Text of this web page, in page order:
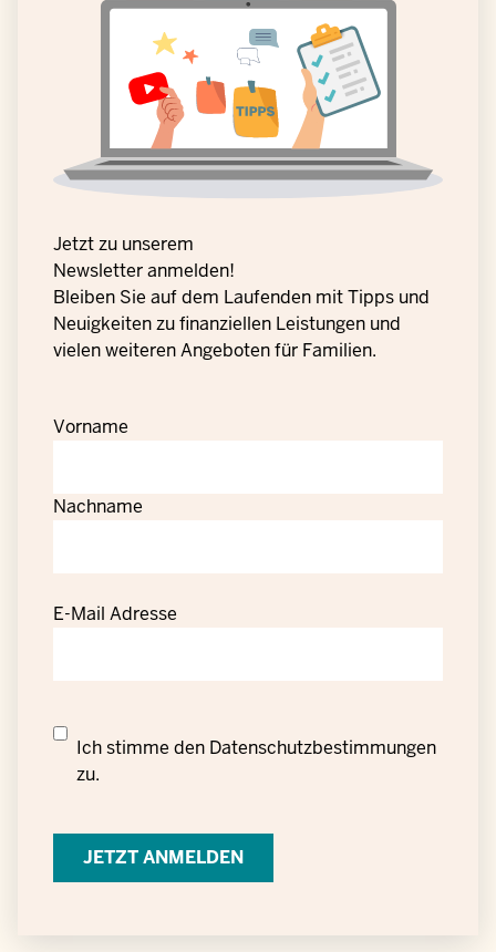
Jetzt zu unserem
Newsletter anmelden!
Bleiben Sie auf dem Laufenden mit Tipps und
Neuigkeiten zu finanziellen Leistungen und
vielen weiteren Angeboten für Familien.
Vorname
Nachname
E-Mail Adresse
Datenschutzrechtliche
Einwilligung
personenbezogener
Ich stimme den Datenschutzbestimmungen
zu.